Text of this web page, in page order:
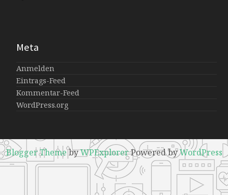
Meta
Anmelden
Eintrags-Feed
Kommentar-Feed
WordPress.org
Blogger ThemebyWPExplorerPowered byWordPress